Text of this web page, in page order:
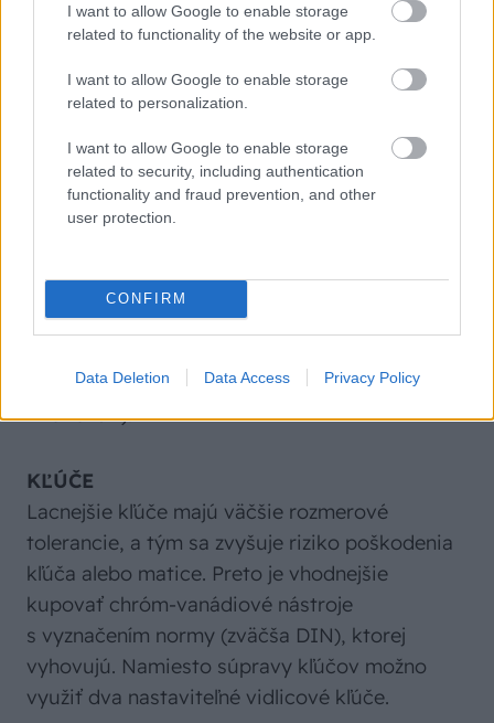
I want to allow Google to enable storage
related to functionality of the website or app.
I want to allow Google to enable storage
related to personalization.
I want to allow Google to enable storage
related to security, including authentication
functionality and fraud prevention, and other
user protection.
CONFIRM
Data Deletion Data Access Privacy Policy
AUTOR RADÍ
Rezy stoličiek dokážeme bezproblémovo
spraviť aj obyčajnou pílkou na drevo.
AKÉ NÁRADIE MAŤ PORUKE?
V domácnosti treba mať aspoň dva ploché
skrutkovače (od 4 do 10 mm) a pár krížových.
s nadstavcami (hroty sa dajú kúpiť a uschovať
v rukoväti).
KĽÚČE
Lacnejšie kľúče majú väčšie rozmerové
tolerancie, a tým sa zvyšuje riziko poškodenia
kľúča alebo matice. Preto je vhodnejšie
kupovať chróm-vanádiové nástroje
s vyznačením normy (zväčša DIN), ktorej
vyhovujú. Namiesto súpravy kľúčov možno
využiť dva nastaviteľné vidlicové kľúče.